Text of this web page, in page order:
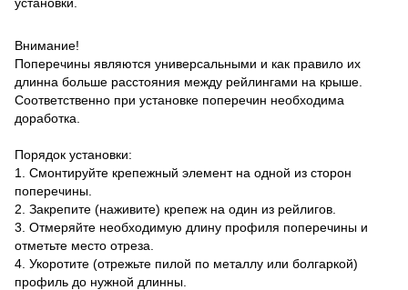
Внимание!
Поперечины являются универсальными и как правило их
длинна больше расстояния между рейлингами на крыше.
Соответственно при установке поперечин необходима
доработка.
Порядок установки:
1. Смонтируйте крепежный элемент на одной из сторон
поперечины.
2. Закрепите (наживите) крепеж на один из рейлигов.
3. Отмеряйте необходимую длину профиля поперечины и
отметьте место отреза.
4. Укоротите (отрежьте пилой по металлу или болгаркой)
профиль до нужной длинны.